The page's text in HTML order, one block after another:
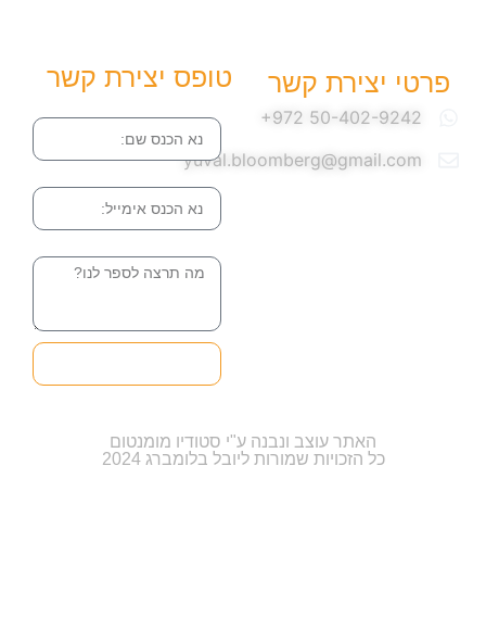
פרטי יצירת קשר
yuval.bloomberg@gmail.com
טופס יצירת קשר
האתר עוצב ונבנה ע"י סטודיו מומנטום
כל הזכויות שמורות ליובל בלומברג 2024